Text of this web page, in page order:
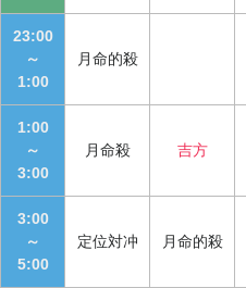
23:00
～
1:00
月命的殺
1:00
～
3:00
月命殺 吉方
3:00
～
5:00
定位対冲 月命的殺